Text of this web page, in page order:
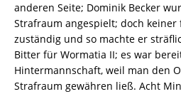
anderen Seite; Dominik Becker
Strafraum angespielt; doch
zuständig und so machte er
Bitter für Wormatia II; es war
Hintermannschaft, weil man den
Strafraum gewähren ließ. Acht